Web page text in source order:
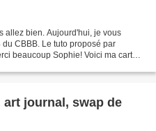
allez bien. Aujourd'hui, je vous
CBBB. Le tuto proposé par
beaucoup Sophie! Voici ma carte:
art journal, swap de